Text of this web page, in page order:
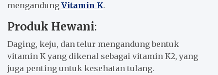
mengandung Vitamin K.
Produk Hewani:
Daging, keju, dan telur mengandung bentuk
vitamin K yang dikenal sebagai vitamin K2, yang
juga penting untuk kesehatan tulang.